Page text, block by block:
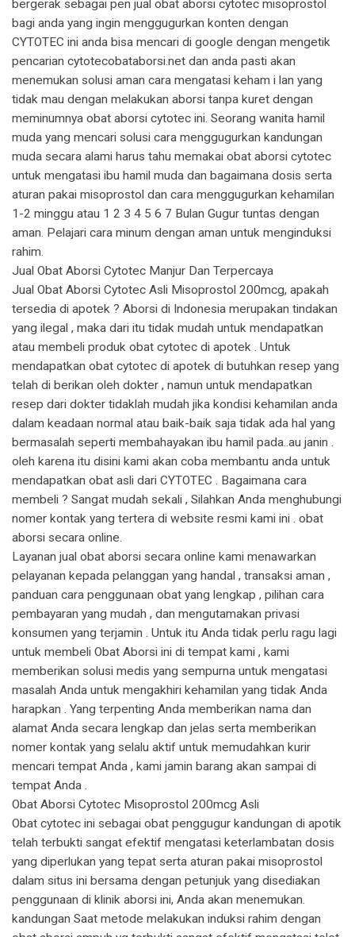
bergerak sebagai pen jual obat aborsi cytotec misoprostol
bagi anda yang ingin menggugurkan konten dengan
CYTOTEC ini anda bisa mencari di google dengan mengetik
pencarian cytotecobataborsi.net dan anda pasti akan
menemukan solusi aman cara mengatasi keham i lan yang
tidak mau dengan melakukan aborsi tanpa kuret dengan
meminumnya obat aborsi cytotec ini. Seorang wanita hamil
muda yang mencari solusi cara menggugurkan kandungan
muda secara alami harus tahu memakai obat aborsi cytotec
untuk mengatasi ibu hamil muda dan bagaimana dosis serta
aturan pakai misoprostol dan cara menggugurkan kehamilan
1-2 minggu atau 1 2 3 4 5 6 7 Bulan Gugur tuntas dengan
aman. Pelajari cara minum dengan aman untuk menginduksi
rahim.
Jual Obat Aborsi Cytotec Manjur Dan Terpercaya
Jual Obat Aborsi Cytotec Asli Misoprostol 200mcg, apakah
tersedia di apotek ? Aborsi di Indonesia merupakan tindakan
yang ilegal , maka dari itu tidak mudah untuk mendapatkan
atau membeli produk obat cytotec di apotek . Untuk
mendapatkan obat cytotec di apotek di butuhkan resep yang
telah di berikan oleh dokter , namun untuk mendapatkan
resep dari dokter tidaklah mudah jika kondisi kehamilan anda
dalam keadaan normal atau baik-baik saja tidak ada hal yang
bermasalah seperti membahayakan ibu hamil pada..au janin .
oleh karena itu disini kami akan coba membantu anda untuk
mendapatkan obat asli dari CYTOTEC . Bagaimana cara
membeli ? Sangat mudah sekali , Silahkan Anda menghubungi
nomer kontak yang tertera di website resmi kami ini . obat
aborsi secara online.
Layanan jual obat aborsi secara online kami menawarkan
pelayanan kepada pelanggan yang handal , transaksi aman ,
panduan cara penggunaan obat yang lengkap , pilihan cara
pembayaran yang mudah , dan mengutamakan privasi
konsumen yang terjamin . Untuk itu Anda tidak perlu ragu lagi
untuk membeli Obat Aborsi ini di tempat kami , kami
memberikan solusi medis yang sempurna untuk mengatasi
masalah Anda untuk mengakhiri kehamilan yang tidak Anda
harapkan . Yang terpenting Anda memberikan nama dan
alamat Anda secara lengkap dan jelas serta memberikan
nomer kontak yang selalu aktif untuk memudahkan kurir
mencari tempat Anda , kami jamin barang akan sampai di
tempat Anda .
Obat Aborsi Cytotec Misoprostol 200mcg Asli
Obat cytotec ini sebagai obat penggugur kandungan di apotik
telah terbukti sangat efektif mengatasi keterlambatan dosis
yang diperlukan yang tepat serta aturan pakai misoprostol
dalam situs ini bersama dengan petunjuk yang disediakan
penggunaan di klinik aborsi ini, Anda akan menemukan.
kandungan Saat metode melakukan induksi rahim dengan